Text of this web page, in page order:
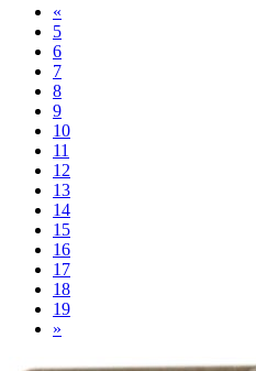
«
5
6
7
8
9
10
11
12
13
14
15
16
17
18
19
»